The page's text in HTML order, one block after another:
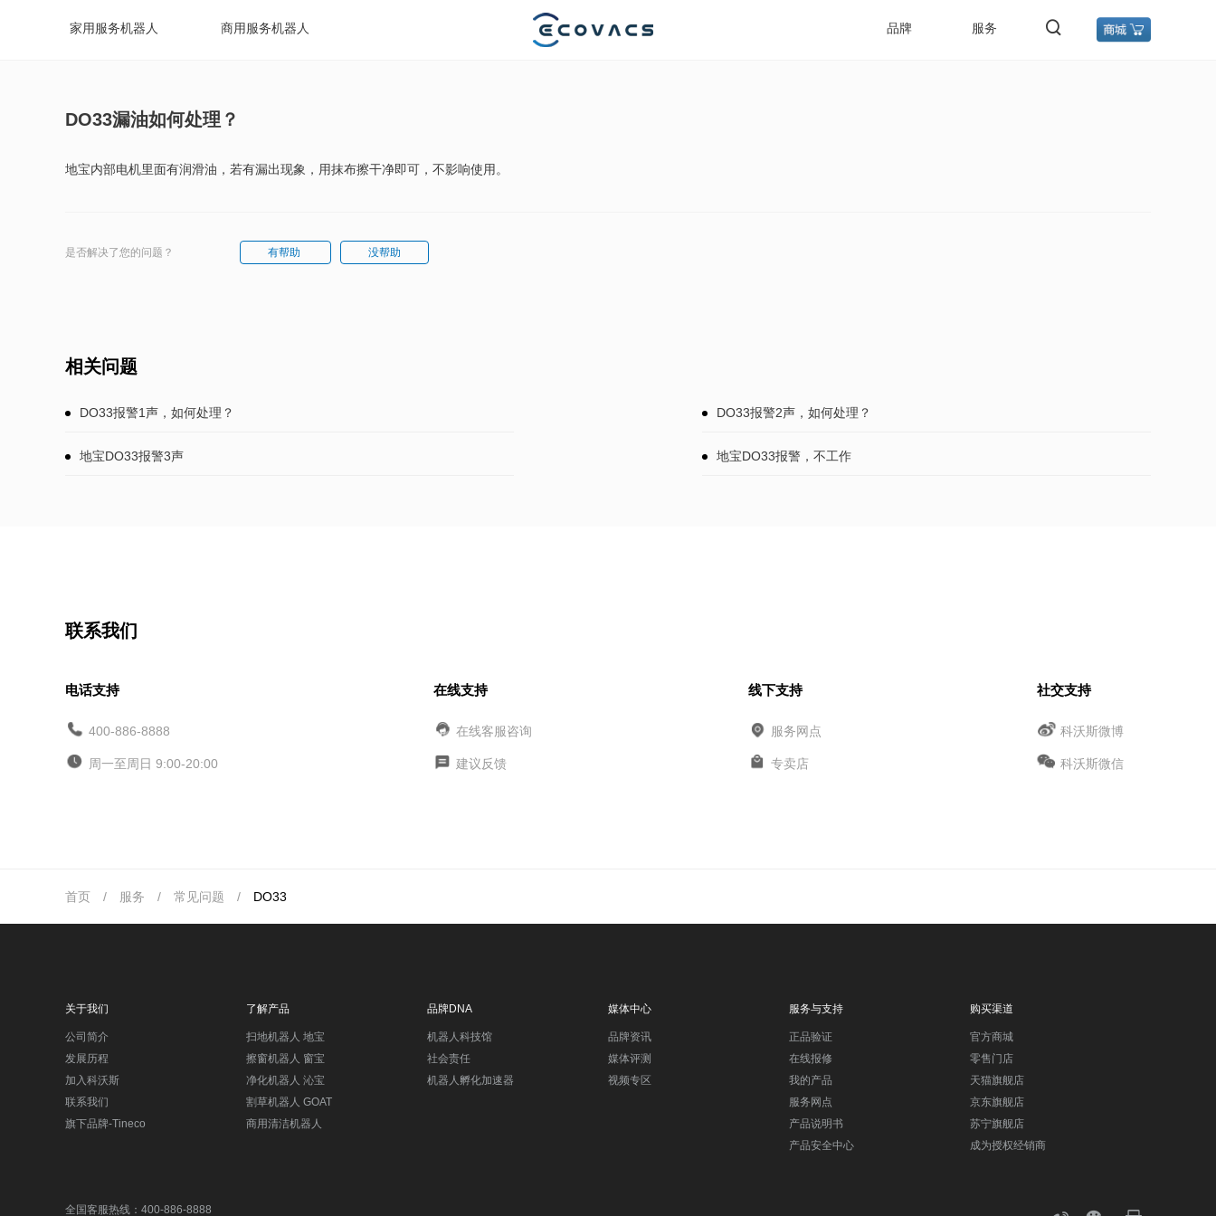
家用服务机器人 商用服务机器人 品牌 服务
DO33漏油如何处理？
地宝内部电机里面有润滑油，若有漏出现象，用抹布擦干净即可，不影响使用。
是否解决了您的问题？ 有帮助 没帮助
相关问题
DO33报警1声，如何处理？ DO33报警2声，如何处理？
地宝DO33报警3声 地宝DO33报警，不工作
联系我们
电话支持
400-886-8888
周一至周日 9:00-20:00
在线支持
在线客服咨询
建议反馈
线下支持
服务网点
专卖店
社交支持
科沃斯微博
科沃斯微信
首页 / 服务 / 常见问题 / DO33
关于我们
公司简介
发展历程
加入科沃斯
联系我们
旗下品牌-Tineco
了解产品
扫地机器人 地宝
擦窗机器人 窗宝
净化机器人 沁宝
割草机器人 GOAT
商用清洁机器人
品牌DNA
机器人科技馆
社会责任
机器人孵化加速器
媒体中心
品牌资讯
媒体评测
视频专区
服务与支持
正品验证
在线报修
我的产品
服务网点
产品说明书
产品安全中心
购买渠道
官方商城
零售门店
天猫旗舰店
京东旗舰店
苏宁旗舰店
成为授权经销商
全国客服热线：400-886-8888